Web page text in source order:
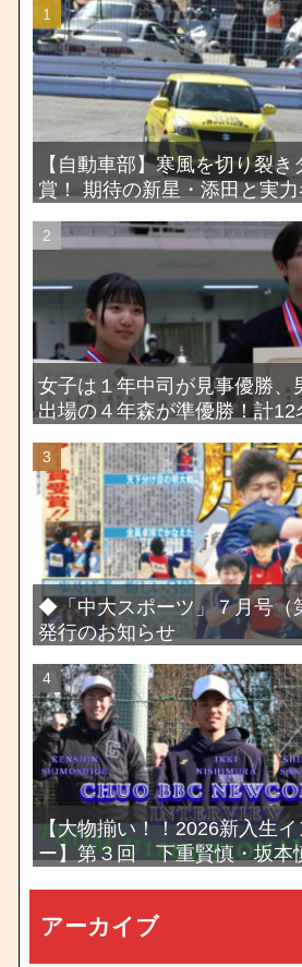
【自動車部】寒風を切り裂き
賞！ 期待の新星・添田と実力
大会2026
女子は１年中司が見事優勝、
出場の４年森が準優勝！計12
剣道選手権大会・第72回関東
選手権大会
◆「中大スポーツ」７月号（
発行のお知らせ
【大物揃い！！2026新入生
ー】第３回 下重賢慎・坂本
アーカイブ